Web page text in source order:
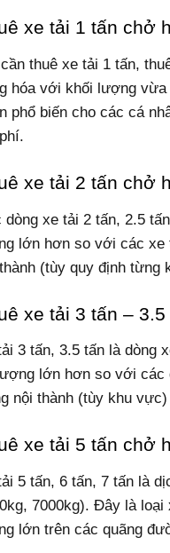
xe tải 1 tấn chở
thuê xe tải 1 tấn,
hóa với khối lượng
phổ biến cho các cá
xe tải 2 tấn chở
dòng xe tải 2 tấn, 2.5
lớn hơn so với các xe
(tùy quy định từng
xe tải 3 tấn –
3 tấn, 3.5 tấn là dòng
lớn hơn so với các
nội thành (tùy khu
xe tải 5 tấn chở
5 tấn, 6 tấn, 7 tấn là
7000kg). Đây là
lớn trên các quãng